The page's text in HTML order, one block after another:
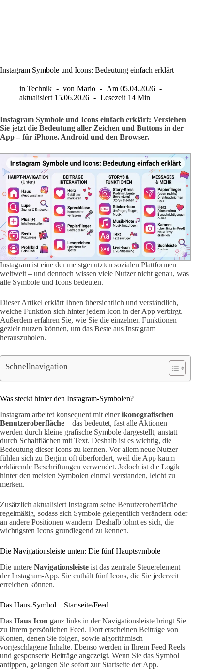
Instagram Symbole und Icons: Bedeutung einfach erklärt
in Technik von Mario Am 05.04.2026
aktualisiert 15.06.2026 Lesezeit 14 Min
Instagram Symbole und Icons einfach erklärt: Verstehen
Sie jetzt die Bedeutung aller Zeichen und Buttons in der
App – für iPhone, Android und den Browser.
Instagram ist eine der meistgenutzten sozialen Plattformen
weltweit – und dennoch wissen viele Nutzer nicht genau, was
alle Symbole und Icons bedeuten.
Dieser Artikel erklärt Ihnen übersichtlich und verständlich,
welche Funktion sich hinter jedem Icon in der App verbirgt.
Außerdem erfahren Sie, wie Sie die einzelnen Funktionen
gezielt nutzen können, um das Beste aus Instagram
herauszuholen.
Schnellnavigation
Was steckt hinter den Instagram-Symbolen?
Instagram arbeitet konsequent mit einerikonografischen
Benutzeroberfläche – das bedeutet, fast alle Aktionen
werden durch kleine grafische Symbole dargestellt, anstatt
durch Schaltflächen mit Text. Deshalb ist es wichtig, die
Bedeutung dieser Icons zu kennen. Vor allem neue Nutzer
fühlen sich zu Beginn oft überfordert, weil die App kaum
erklärende Beschriftungen verwendet. Jedoch ist die Logik
hinter den meisten Symbolen einmal verstanden, leicht zu
merken.
Zusätzlich aktualisiert Instagram seine Benutzeroberfläche
regelmäßig, sodass sich Symbole gelegentlich verändern oder
an andere Positionen wandern. Deshalb lohnt es sich, die
wichtigsten Icons grundlegend zu kennen.
Die Navigationsleiste unten: Die fünf Hauptsymbole
Die untere Navigationsleiste ist das zentrale Steuerelement
der Instagram-App. Sie enthält fünf Icons, die Sie jederzeit
erreichen können.
Das Haus-Symbol – Startseite/Feed
Das Haus-Icon ganz links in der Navigationsleiste bringt Sie
zu Ihrem persönlichen Feed. Dort erscheinen Beiträge von
Konten, denen Sie folgen, sowie algorithmisch
vorgeschlagene Inhalte. Ebenso werden in Ihrem Feed Reels
und gesponserte Beiträge angezeigt. Wenn Sie das Symbol
antippen, gelangen Sie sofort zur Startseite der App.